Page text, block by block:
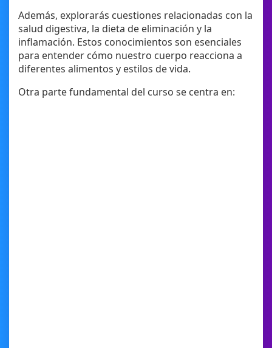
Además, explorarás cuestiones relacionadas con la
salud digestiva, la dieta de eliminación y la
inflamación. Estos conocimientos son esenciales
para entender cómo nuestro cuerpo reacciona a
diferentes alimentos y estilos de vida.
Otra parte fundamental del curso se centra en: